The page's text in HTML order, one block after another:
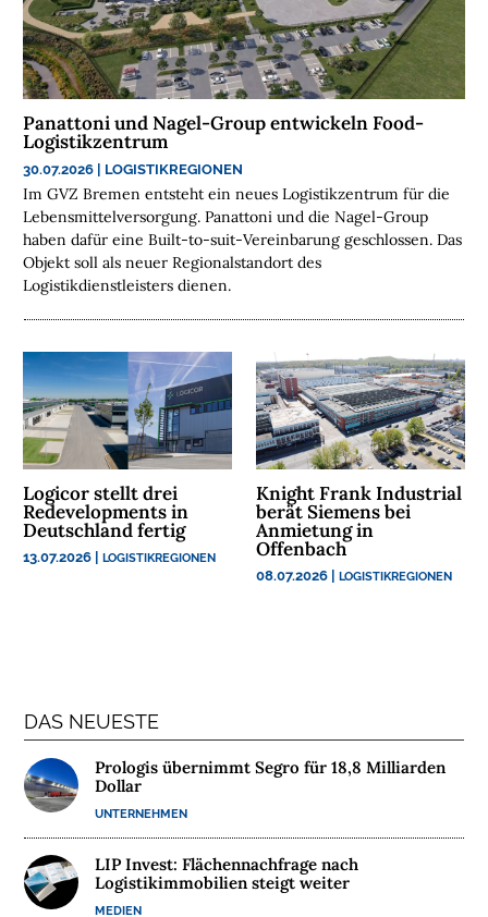
C
H
E
N
F
O
N
D
S
M
E
N
H
E
N
N
A
C
H
G
K
E
I
T
U
N
Panattoni und Nagel-Group entwickeln Food-
Logistikzentrum
30.07.2026 LOGISTIKREGIONEN
Im GVZ Bremen entsteht ein neues Logistikzentrum für die
Lebensmittelversorgung. Panattoni und die Nagel-Group
haben dafür eine Built-to-suit-Vereinbarung geschlossen. Das
Objekt soll als neuer Regionalstandort des
Logistikdienstleisters dienen.
Logicor stellt drei
Redevelopments in
Deutschland fertig
13.07.2026 |LOGISTIKREGIONEN
Knight Frank Industrial
berät Siemens bei
Anmietung in
Offenbach
08.07.2026 |LOGISTIKREGIONEN
DAS NEUESTE
Prologis übernimmt Segro für 18,8 Milliarden
Dollar
UNTERNEHMEN
LIP Invest: Flächennachfrage nach
Logistikimmobilien steigt weiter
MEDIEN